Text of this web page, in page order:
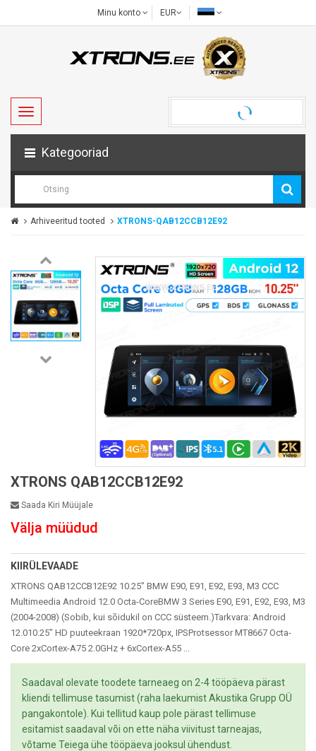
Minu konto EUR
Kategooriad
Arhiveeritud tooted XTRONS-QAB12CCB12E92
XTRONS QAB12CCB12E92
Saada Kiri Müüjale
Välja müüdud
KIIRÜLEVAADE
XTRONS QAB12CCB12E92 10.25" BMW E90, E91, E92, E93, M3 CCC
Multimeedia Android 12.0 Octa-CoreBMW 3 Series E90, E91, E92, E93, M3
(2004-2008) (Sobib, kui sõidukil on CCC süsteem.)Tarkvara: Android
12.010.25" HD puuteekraan 1920*720px, IPSProtsessor MT8667 Octa-
Core 2xCortex-A75 2.0GHz + 6xCortex-A55 ...
Saadaval olevate toodete tarneaeg on 2-4 tööpäeva pärast
kliendi tellimuse tasumist (raha laekumist Akustika Grupp OÜ
pangakontole). Kui tellitud kaup pole pärast tellimuse
esitamist saadaval või on ette näha viivitust tarneajas,
võtame Teiega ühe tööpäeva jooksul ühendust.